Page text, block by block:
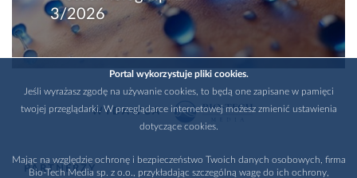
3/2026
WYDAWCA
PARTNERZY
Portal wykorzystuje pliki cookies.
Jeśli wyrażasz zgodę na używanie cookies, to będą one zapisane w pamięci
twojej przeglądarki. W przeglądarce internetowej możesz zmienić ustawienia
dotyczące cookies.
Mając na względzie ochronę i bezpieczeństwo Twoich danych osobowych, firma
Bio-Tech Media sp. z o.o., przykładając szczególną wagę do ich ochrony,